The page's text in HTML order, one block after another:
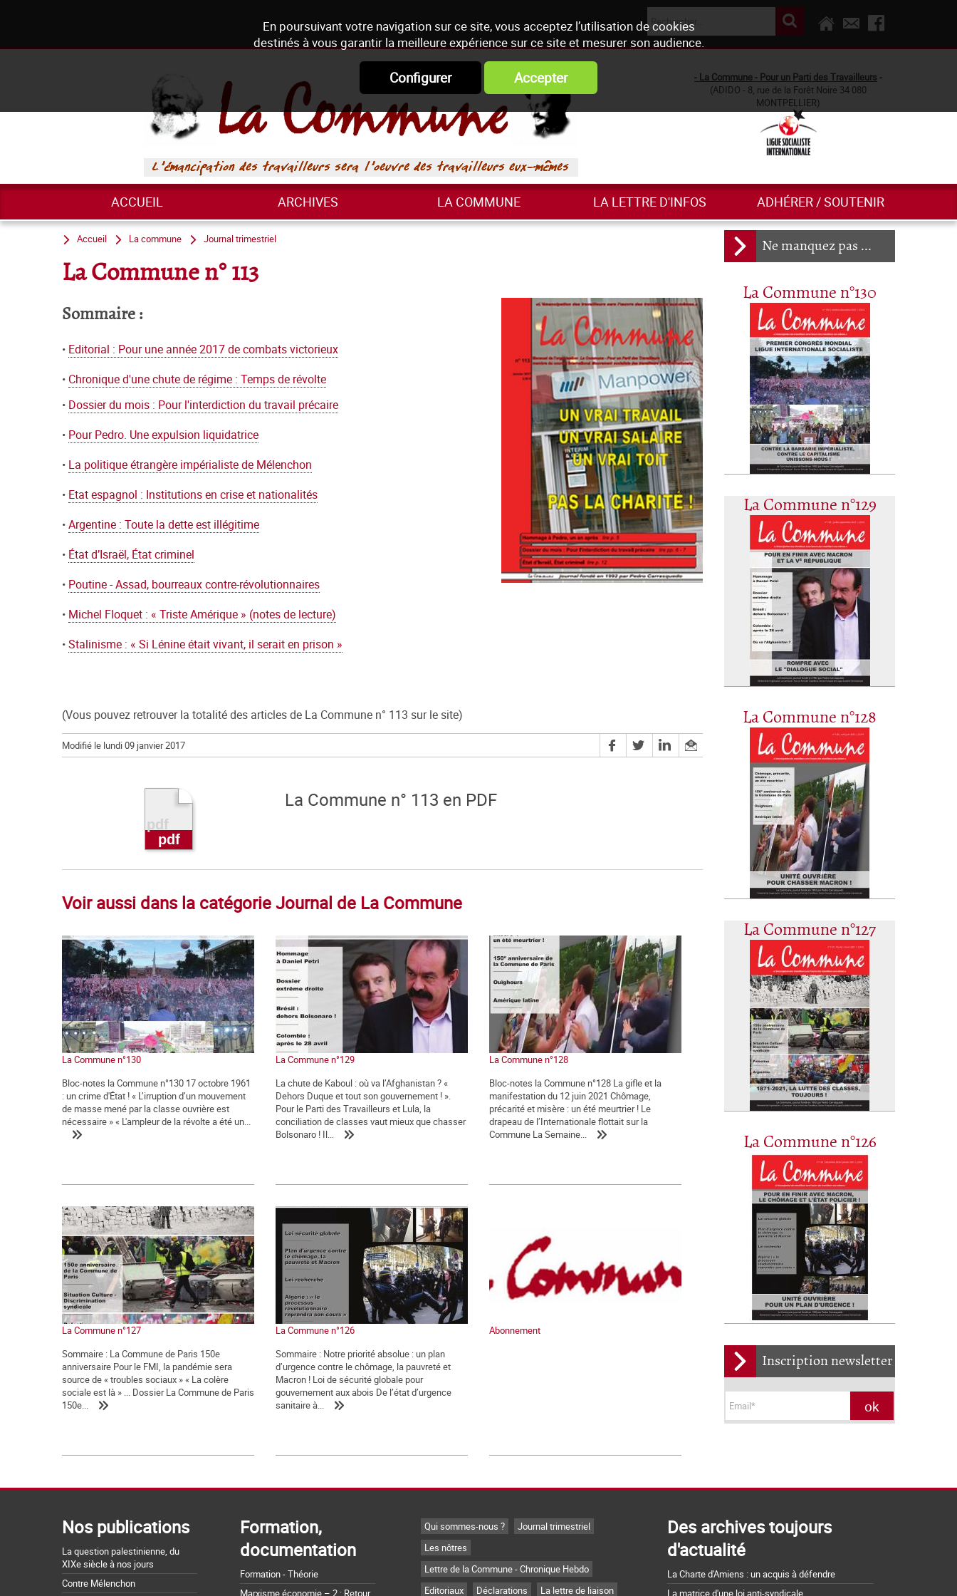
En poursuivant votre navigation sur ce site, vous acceptez l’utilisation de cookies
destinés à vous garantir la meilleure expérience sur ce site et mesurer son audience.
Configurer Accepter - La Commune - Pour un Parti des Travailleurs -
(ADIDO - 8, rue de la Forêt Noire 34 080
MONTPELLIER)
ACCUEIL ARCHIVES LA COMMUNE LA LETTRE D'INFOS ADHÉRER / SOUTENIR
Ne manquez pas ...
La Commune n°130
La Commune n°129
La Commune n°128
La Commune n°127
La Commune n°126
Inscription newsletter
Accueil La commune Journal trimestriel
La Commune n° 113
Sommaire :
• Editorial : Pour une année 2017 de combats victorieux
• Chronique d'une chute de régime : Temps de révolte
• Dossier du mois : Pour l'interdiction du travail précaire
• Pour Pedro. Une expulsion liquidatrice
• La politique étrangère impérialiste de Mélenchon
• Etat espagnol : Institutions en crise et nationalités
•Argentine : Toute la dette est illégitime
• État d’Israël, État criminel
• Poutine - Assad, bourreaux contre-révolutionnaires
• Michel Floquet : « Triste Amérique » (notes de lecture)
•Stalinisme : « Si Lénine était vivant, il serait en prison »
(Vous pouvez retrouver la totalité des articles de La Commune n° 113 sur le site)
Modifié le lundi 09 janvier 2017
La Commune n° 113 en PDF
Voir aussi dans la catégorie Journal de La Commune
La Commune n°130
Bloc-notes la Commune n°130 17 octobre 1961
: un crime d'État ! « L’irruption d’un mouvement
de masse mené par la classe ouvrière est
nécessaire » « L'ampleur de la révolte a été un...
La Commune n°129
La chute de Kaboul : où va l’Afghanistan ? «
Dehors Duque et tout son gouvernement ! ».
Pour le Parti des Travailleurs et Lula, la
conciliation de classes vaut mieux que chasser
Bolsonaro ! Il...
La Commune n°128
Bloc-notes la Commune n°128 La gifle et la
manifestation du 12 juin 2021 Chômage,
précarité et misère : un été meurtrier ! Le
drapeau de l’Internationale flottait sur la
Commune La Semaine...
La Commune n°127
Sommaire : La Commune de Paris 150e
anniversaire Pour le FMI, la pandémie sera
source de « troubles sociaux » « La colère
sociale est là » ... Dossier La Commune de Paris
150e...
La Commune n°126
Sommaire : Notre priorité absolue : un plan
d’urgence contre le chômage, la pauvreté et
Macron ! Loi de sécurité globale pour
gouvernement aux abois De l’état d’urgence
sanitaire à...
Abonnement
Nos publications
La question palestinienne, du
XIXe siècle à nos jours
Contre Mélenchon
Formation,
documentation
Formation - Théorie
Marxisme économie – 2 : Retour
Qui sommes-nous ?
Journal trimestriel
Les nôtres
Lettre de la Commune - Chronique Hebdo
Editoriaux
Déclarations La lettre de liaison
Des archives toujours
d'actualité
La Charte d'Amiens : un acquis à défendre
La matrice d'une loi anti-syndicale